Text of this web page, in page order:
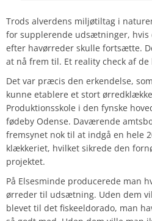
Trods alverdens miljøtiltag i
for supplerende udsætninger, hvis
efter havørreder skulle fortsætte.
at nå frem til. Et reality check af de
Det var præcis den erkendelse,
kunne etablere et stort
Produktionsskole i den fynske
fødeby Odense. Daværende
fremsynet nok til at indgå en hele
klækkeriet, hvilket sikrede den
projektet.
På Elsesminde producerede man
ørreder til udsætning. Uden dem
blevet til det fiskeeldorado, man